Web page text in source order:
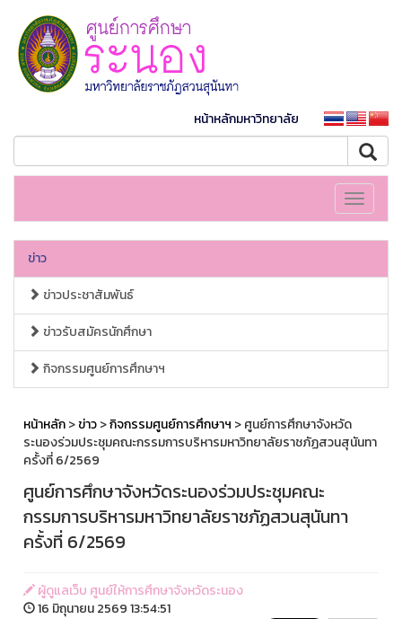
หน้าหลักมหาวิทยาลัย
Toggle
ข่าว
ข่าวประชาสัมพันธ์
ข่าวรับสมัครนักศึกษา
กิจกรรมศูนย์การศึกษาฯ
หน้าหลัก>ข่าว>กิจกรรมศูนย์การศึกษาฯ > ศูนย์การศึกษาจังหวัด
ระนองร่วมประชุมคณะกรรมการบริหารมหาวิทยาลัยราชภัฏสวนสุนันทา
ครั้งที่ 6/2569
ศูนย์การศึกษาจังหวัดระนองร่วมประชุมคณะ
กรรมการบริหารมหาวิทยาลัยราชภัฏสวนสุนันทา
ครั้งที่ 6/2569
ผู้ดูแลเว็บ ศูนย์ให้การศึกษาจังหวัดระนอง
16 มิถุนายน 2569 13:54:51